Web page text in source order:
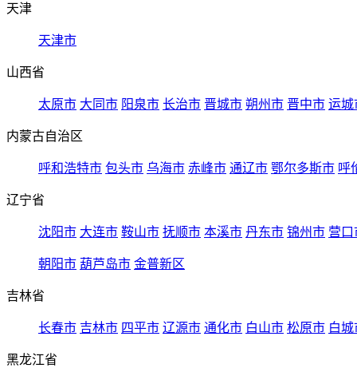
天津
天津市
山西省
太原市 大同市 阳泉市 长治市 晋城市 朔州市 晋中市 运城
内蒙古自治区
呼和浩特市 包头市 乌海市 赤峰市 通辽市 鄂尔多斯市 呼
辽宁省
沈阳市 大连市 鞍山市 抚顺市 本溪市 丹东市 锦州市 营口
朝阳市 葫芦岛市 金普新区
吉林省
长春市 吉林市 四平市 辽源市 通化市 白山市 松原市 白城
黑龙江省